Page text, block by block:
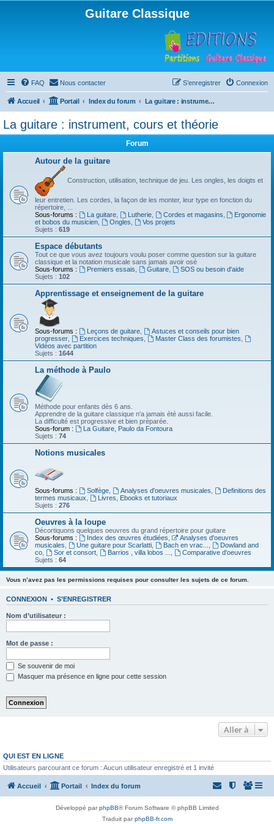
Guitare Classique
FAQ Nous contacter Connexion
S’enregistrer
Accueil Portail Index du forum La guitare : instrument, cours et théorie
La guitare : instrument, cours et théorie
Forum
Autour de la guitare
Construction, utilisation, technique de jeu. Les ongles, les doigts et
leur entretien. Les cordes, la façon de les monter, leur type en fonction du
répertoire, ...
Sous-forums :
La guitare, Lutherie, Cordes et magasins
Ergonomie
et bobos du musicien
Ongles
Vos projets
Sujets : 619
Espace débutants
Tout ce que vous avez toujours voulu poser comme question sur la guitare
classique et la notation musicale sans jamais avoir osé
Sous-forums :
Premiers essais Guitare,
SOS ou besoin d'aide
Sujets : 102
Apprentissage et enseignement de la guitare
Sous-forums : Leçons de guitare,
Astuces et conseils pour bien
progresser
Exercices techniques Master Class des forumistes
Vidéos avec partition
Sujets : 1644
La méthode à Paulo
Méthode pour enfants dès 6 ans.
Apprendre de la guitare classique n'a jamais été aussi facile.
La difficulté est progressive et bien préparée.
Sous-forum :
La Guitare, Paulo da Fontoura
Sujets : 74
Notions musicales
Sous-forums : Solfège, Analyses d'oeuvres musicales
Definitions des
termes musicaux
Livres, Ebooks et tutoriaux
Sujets : 276
Oeuvres à la loupe
Décortiquons quelques oeuvres du grand répertoire pour guitare
Sous-forums :
Index des œuvres étudiées
Analyses d'oeuvres
musicales
Une guitare pour Scarlatti, Bach en vrac...
Dowland and
co
Sor et consort, Barrios , villa lobos ...
Comparative d'oeuvres
Sujets : 64
Vous n’avez pas les permissions requises pour consulter les sujets de ce forum.
CONNEXION • S’ENREGISTRER
Nom d’utilisateur :
Mot de passe :
Se souvenir de moi
Masquer ma présence en ligne pour cette session
Aller à
QUI EST EN LIGNE
Utilisateurs parcourant ce forum : Aucun utilisateur enregistré et 1 invité
Accueil Portail Index du forum
Développé parphpBB® Forum Software © phpBB Limited
Traduit parphpBB-fr.com